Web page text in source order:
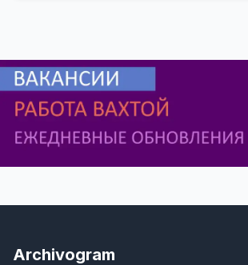
Archivogram